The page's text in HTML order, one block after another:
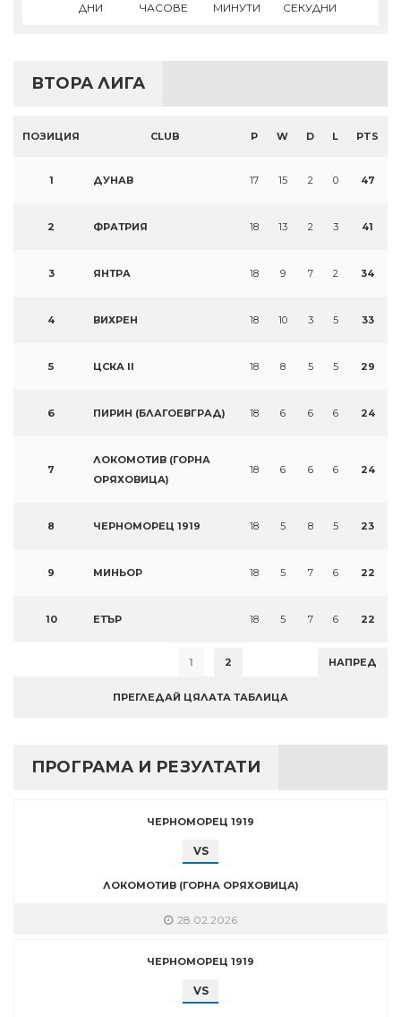
ДНИ ЧАСОВЕ МИНУТИ СЕКУДНИ
ВТОРА ЛИГА
ПОЗИЦИЯ CLUB P W D L PTS
1 ДУНАВ 17 15 2 0 47
2 ФРАТРИЯ 18 13 2 3 41
3 ЯНТРА 18 9 7 2 34
4 ВИХРЕН 18 10 3 5 33
5 ЦСКА II 18 8 5 5 29
6 ПИРИН (БЛАГОЕВГРАД) 18 6 6 6 24
7
ЛОКОМОТИВ (ГОРНА
ОРЯХОВИЦА)
18 6 6 6 24
8 ЧЕРНОМОРЕЦ 1919 18 5 8 5 23
9 МИНЬОР 18 5 7 6 22
10 ЕТЪР 18 5 7 6 22
1 2 НАПРЕД
ПРЕГЛЕДАЙ ЦЯЛАТА ТАБЛИЦА
ПРОГРАМА И РЕЗУЛТАТИ
ЧЕРНОМОРЕЦ 1919
VS
ЛОКОМОТИВ (ГОРНА ОРЯХОВИЦА)
28.02.2026
ЧЕРНОМОРЕЦ 1919
VS